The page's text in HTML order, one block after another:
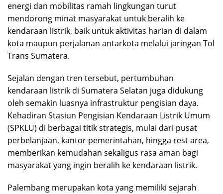
energi dan mobilitas ramah lingkungan turut
mendorong minat masyarakat untuk beralih ke
kendaraan listrik, baik untuk aktivitas harian di dalam
kota maupun perjalanan antarkota melalui jaringan Tol
Trans Sumatera.
Sejalan dengan tren tersebut, pertumbuhan
kendaraan listrik di Sumatera Selatan juga didukung
oleh semakin luasnya infrastruktur pengisian daya.
Kehadiran Stasiun Pengisian Kendaraan Listrik Umum
(SPKLU) di berbagai titik strategis, mulai dari pusat
perbelanjaan, kantor pemerintahan, hingga rest area,
memberikan kemudahan sekaligus rasa aman bagi
masyarakat yang ingin beralih ke kendaraan listrik.
Palembang merupakan kota yang memiliki sejarah